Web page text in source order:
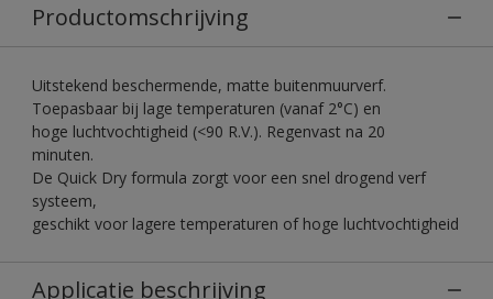
Productomschrijving
Uitstekend beschermende, matte buitenmuurverf.
Toepasbaar bij lage temperaturen (vanaf 2°C) en
hoge luchtvochtigheid (<90 R.V.). Regenvast na 20
minuten.
De Quick Dry formula zorgt voor een snel drogend verf
systeem,
geschikt voor lagere temperaturen of hoge luchtvochtigheid
Applicatie beschrijving